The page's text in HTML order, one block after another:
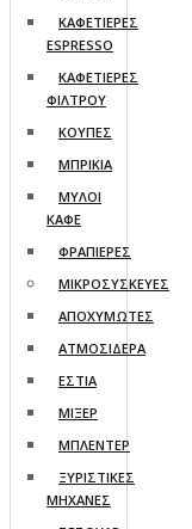
ΚΑΦΕΤΙΕΡΕΣ
ESPRESSO
ΚΑΦΕΤΙΕΡΕΣ
ΦΙΛΤΡΟΥ
ΚΟΥΠΕΣ
ΜΠΡΙΚΙΑ
ΜΥΛΟΙ
ΚΑΦΕ
ΦΡΑΠΙΕΡΕΣ
ΜΙΚΡΟΣΥΣΚΕΥΕΣ
ΑΠΟΧΥΜΩΤΕΣ
ΑΤΜΟΣΙΔΕΡΑ
ΕΣΤΙΑ
ΜΙΞΕΡ
ΜΠΛΕΝΤΕΡ
ΞΥΡΙΣΤΙΚΕΣ
ΜΗΧΑΝΕΣ